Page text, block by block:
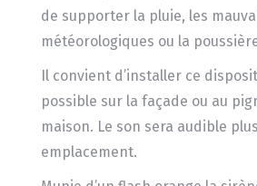
de supporter la pluie, les
météorologiques ou la
Il convient d’installer ce
possible sur la façade ou au
maison. Le son sera audible
emplacement.